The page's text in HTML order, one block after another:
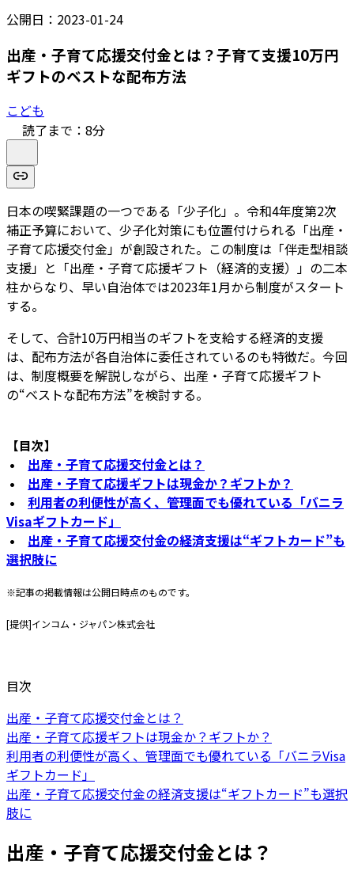
公開日： 2023-01-24
出産・子育て応援交付金とは？子育て支援10万円
ギフトのベストな配布方法
こども
読了まで： 8分
日本の喫緊課題の一つである「少子化」。令和4年度第2次
補正予算において、少子化対策にも位置付けられる「出産・
子育て応援交付金」が創設された。この制度は「伴走型相談
支援」と「出産・子育て応援ギフト（経済的支援）」の二本
柱からなり、早い自治体では2023年1月から制度がスタート
する。
そして、合計10万円相当のギフトを支給する経済的支援
は、配布方法が各自治体に委任されているのも特徴だ。今回
は、制度概要を解説しながら、出産・子育て応援ギフト
の“ベストな配布方法”を検討する。
【目次】
• 出産・子育て応援交付金とは？
• 出産・子育て応援ギフトは現金か？ギフトか？
• 利用者の利便性が高く、管理面でも優れている「バニラ
Visaギフトカード」
• 出産・子育て応援交付金の経済支援は“ギフトカード”も
選択肢に
※記事の掲載情報は公開日時点のものです。
[提供]インコム・ジャパン株式会社
目次
出産・子育て応援交付金とは？
出産・子育て応援ギフトは現金か？ギフトか？
利用者の利便性が高く、管理面でも優れている「バニラVisa
ギフトカード」
出産・子育て応援交付金の経済支援は“ギフトカード”も選択
肢に
出産・子育て応援交付金とは？